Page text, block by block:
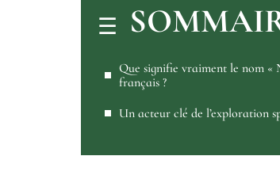
Que signifie vraiment le nom «
français ?
Un acteur clé de l’exploration